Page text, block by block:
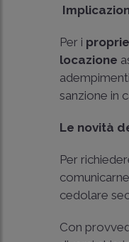
Per i
locazione
sanzione in
Le novità
Per
cedolare
Con